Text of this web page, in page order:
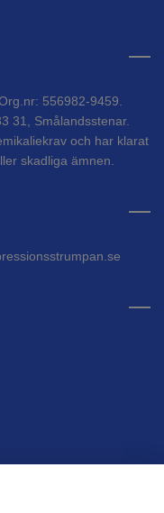
556982-9459.
31, Smålandsstenar.
och har klarat
skadliga ämnen.